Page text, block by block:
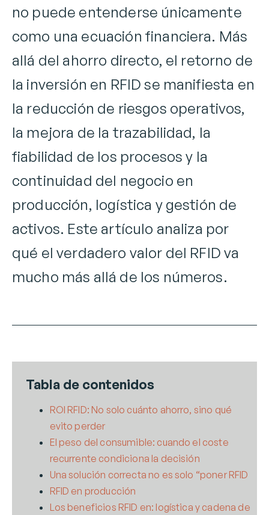
no puede entenderse únicamente
como una ecuación financiera. Más
allá del ahorro directo, el retorno de
la inversión en RFID se manifiesta en
la reducción de riesgos operativos,
la mejora de la trazabilidad, la
fiabilidad de los procesos y la
continuidad del negocio en
producción, logística y gestión de
activos. Este artículo analiza por
qué el verdadero valor del RFID va
mucho más allá de los números.
Tabla de contenidos
ROI RFID: No solo cuánto ahorro, sino qué
evito perder
El peso del consumible: cuando el coste
recurrente condiciona la decisión
Una solución correcta no es solo “poner RFID
RFID en producción
Los beneficios RFID en: logística y cadena de